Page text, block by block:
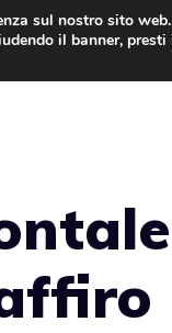
sul nostro sito web.
il banner,